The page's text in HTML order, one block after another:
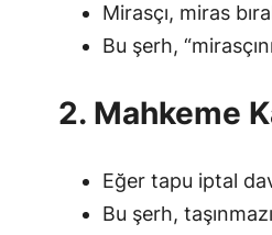
Mirasçı, miras
Bu şerh,
2. Mahkeme
Eğer tapu iptal
Bu şerh,